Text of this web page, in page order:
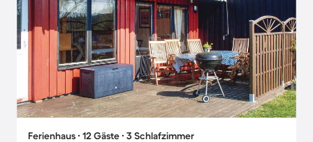
Ferienhaus ∙ 12 Gäste ∙ 3 Schlafzimmer